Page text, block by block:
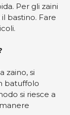
Per gli zaini
bastino. Fare
zaino, si
batuffolo
si riesce a